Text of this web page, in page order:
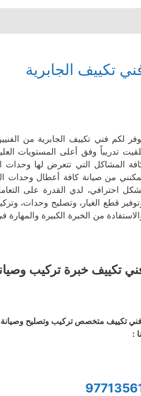
تكييف الجابرية
لكم فني تكييف الجابرية من
تدريباً وفق أعلى المستويات
المشاكل التي تتعرض لها وحدات
من صيانة كافة أعطال وحدات
احترافي، لدي القدرة على
قطع الغيار، وتصليح وحدات،
من الخبرة الكبيرة والمهارة
تكييف خبرة تركيب
تكييف متخصص تركيب وتصليح وصيانة
: